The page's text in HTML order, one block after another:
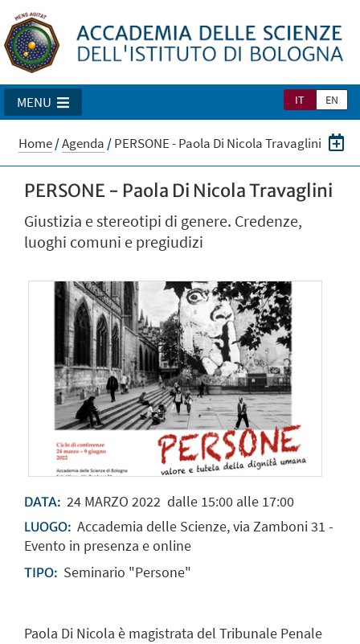
IT EN
MENU
Home/Agenda /PERSONE - Paola Di Nicola Travaglini
PERSONE - Paola Di Nicola Travaglini
Giustizia e stereotipi di genere. Credenze,
luoghi comuni e pregiudizi
DATA: 24MARZO 2022dalle 15:00 alle 17:00
LUOGO: Accademia delle Scienze, via Zamboni 31 -
Evento in presenza e online
TIPO: Seminario "Persone"
Paola Di Nicola è magistrata del Tribunale Penale